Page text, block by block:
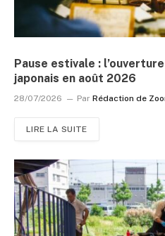
Pause estivale :
japonais en août 2026
28/07/2026 Par Rédaction de
LIRE LA SUITE